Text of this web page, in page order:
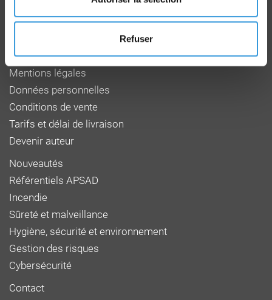
Refuser
www.faceaurisque.com
Qui sommes-nous
Mentions légales
Données personnelles
Conditions de vente
Tarifs et délai de livraison
Devenir auteur
Nouveautés
Référentiels APSAD
Incendie
Sûreté et malveillance
Hygiène, sécurité et environnement
Gestion des risques
Cybersécurité
Contact